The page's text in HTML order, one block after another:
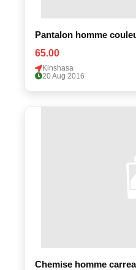
Pantalon homme
65.00
Kinshasa
20 Aug 2016
Chemise homme